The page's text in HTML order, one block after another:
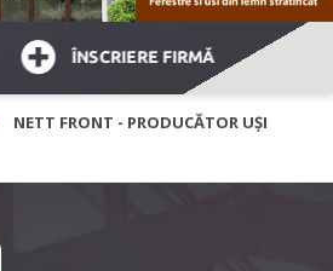
ÎNSCRIERE FIRMĂ
NETT FRONT - PRODUCĂTOR UȘI